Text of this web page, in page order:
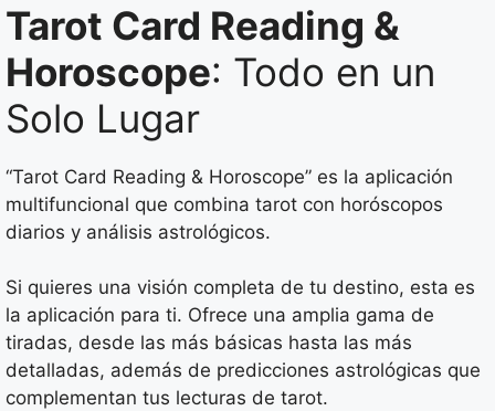
Tarot Card Reading &
Horoscope: Todo en un
Solo Lugar
“Tarot Card Reading & Horoscope” es la aplicación
multifuncional que combina tarot con horóscopos
diarios y análisis astrológicos.
Si quieres una visión completa de tu destino, esta es
la aplicación para ti. Ofrece una amplia gama de
tiradas, desde las más básicas hasta las más
detalladas, además de predicciones astrológicas que
complementan tus lecturas de tarot.